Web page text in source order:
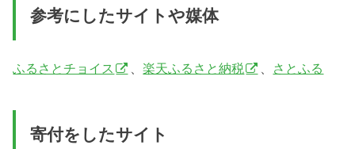
参考にしたサイトや媒体
ふるさとチョイス 、楽天ふるさと納税 さとふる
寄付をしたサイト